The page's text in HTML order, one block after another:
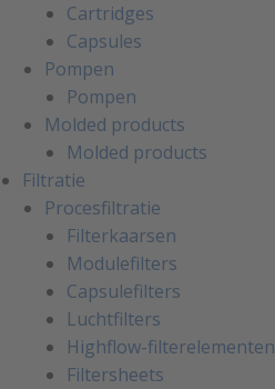
Cartridges
Capsules
Pompen
Pompen
Molded products
Molded products
Filtratie
Procesfiltratie
Filterkaarsen
Modulefilters
Capsulefilters
Luchtfilters
Highflow-filterelementen
Filtersheets